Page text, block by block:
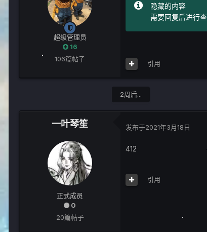
超级管理员
16
106篇帖子
隐藏的内容
需要回复后进行
引用
2周后...
一叶琴笙
正式成员
0
20篇帖子
发布于2021年3月18日
412
引用